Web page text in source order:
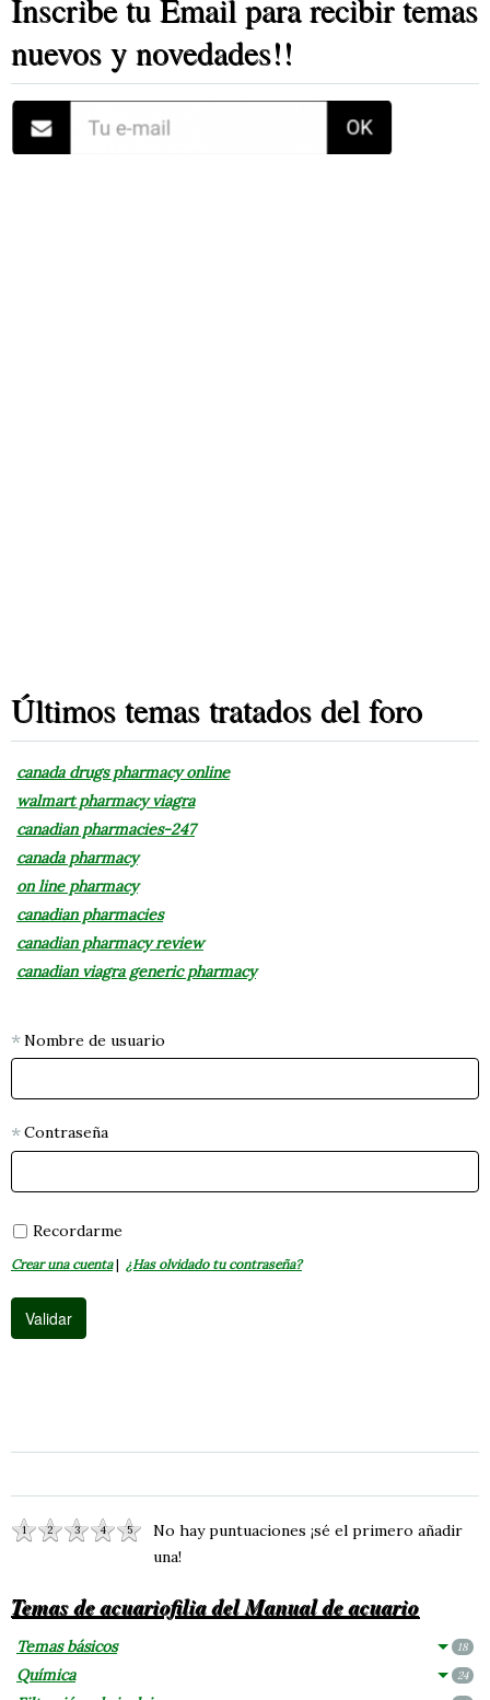
Inscribe tu Email para recibir temas
nuevos y novedades!!
Últimos temas tratados del foro
canada drugs pharmacy online
walmart pharmacy viagra
canadian pharmacies-247
canada pharmacy
on line pharmacy
canadian pharmacies
canadian pharmacy review
canadian viagra generic pharmacy
Nombre de usuario
Contraseña
Recordarme
Crear una cuenta| ¿Has olvidado tu contraseña?
1 2 3 4 5
No hay puntuaciones ¡sé el primero añadir
una!
Temas de acuariofilia del Manual de acuario
Temas básicos 18
Química 24